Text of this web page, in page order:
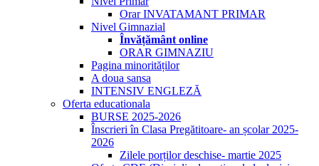
Orar INVATAMANT PRIMAR
Nivel Gimnazial
Învățământ online
ORAR GIMNAZIU
Pagina minorităților
A doua sansa
INTENSIV ENGLEZĂ
Oferta educationala
BURSE 2025-2026
Înscrieri în Clasa Pregătitoare- an școlar 2025-
2026
Zilele porților deschise- martie 2025